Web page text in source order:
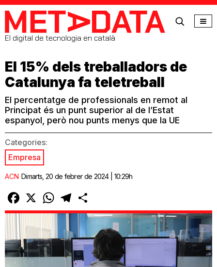
MetaData
El digital de tecnologia en català
El 15% dels treballadors de
Catalunya fa teletreball
El percentatge de professionals en remot al
Principat és un punt superior al de l’Estat
espanyol, però nou punts menys que la UE
Categories:
Empresa
ACN Dimarts, 20 de febrer de 2024 | 10:29h
Facebook
X WhatsAppTelegram